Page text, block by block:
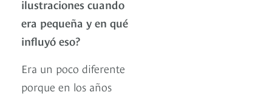
ilustraciones cuando
era pequeña y en qué
influyó eso?
Era un poco diferente
porque en los años